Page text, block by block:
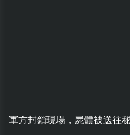
軍方封鎖現場，屍體被送往